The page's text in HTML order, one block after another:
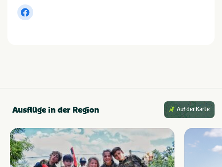
Ausflüge in der Region Auf der Karte